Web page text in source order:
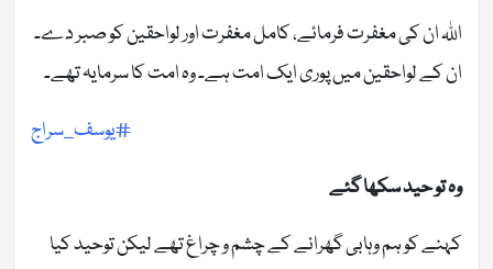
اللہ ان کی مغفرت فرمائے، کامل مغفرت اور لواحقین کو صبر دے۔
ان کے لواحقین میں پوری ایک امت ہے۔ وہ امت کا سرمایہ تھے۔
#یوسف_سراج
وہ تو حید سکھا گئے
کہنے کو ہم وہابی گھرانے کے چشم و چراغ تھے لیکن توحید کیا